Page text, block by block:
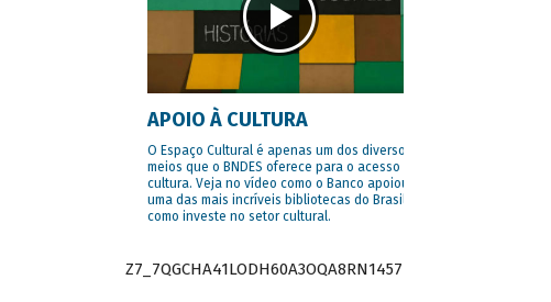
APOIO À CULTURA
O Espaço Cultural é apenas um dos diversos
meios que o BNDES oferece para o acesso à
cultura. Veja no vídeo como o Banco apoiou
uma das mais incríveis bibliotecas do Brasil e
como investe no setor cultural.
Z7_7QGCHA41LODH60A3OQA8RN1457